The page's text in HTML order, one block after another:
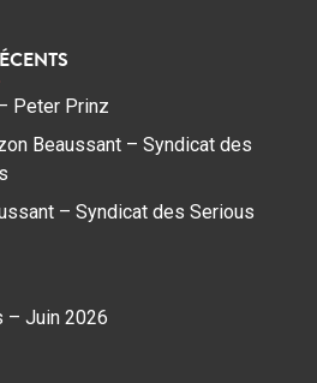
Peter Prinz
Beaussant – Syndicat des
– Syndicat des Serious
– Juin 2026